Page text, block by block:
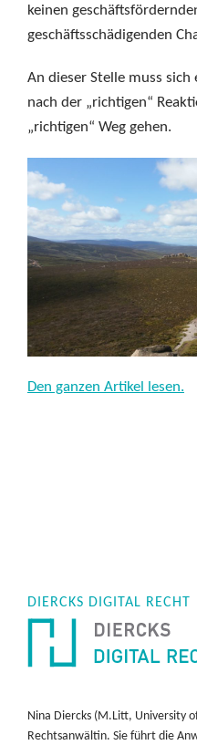
keinen
geschäftsschädigenden
An dieser Stelle muss
nach der „richtigen“
„richtigen“ Weg gehen.
Den ganzen Artikel lesen.
DIERCKS DIGITAL RECHT
Nina Diercks (M.Litt, University
Rechtsanwältin. Sie führt die